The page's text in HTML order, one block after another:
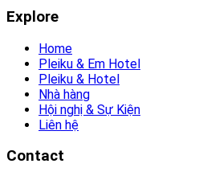
Explore
Home
Pleiku & Em Hotel
Pleiku & Hotel
Nhà hàng
Hội nghị & Sự Kiện
Liên hệ
Contact